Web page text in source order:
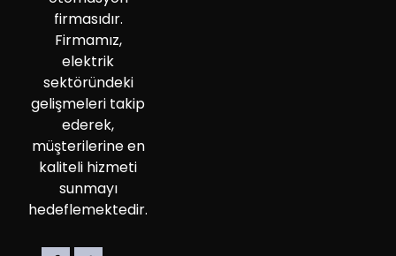
firmasıdır.
Firmamız,
elektrik
sektöründeki
gelişmeleri takip
ederek,
müşterilerine en
kaliteli hizmeti
sunmayı
hedeflemektedir.